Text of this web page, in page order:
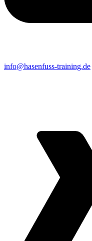
info@hasenfuss-training.de